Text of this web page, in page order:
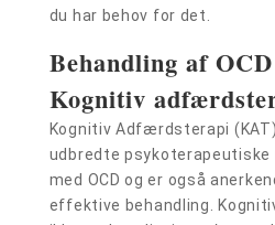
du har behov for det.
Behandling af OCD
Kognitiv
Kognitiv Adfærdsterapi
udbredte
med OCD og er også
effektive behandling.